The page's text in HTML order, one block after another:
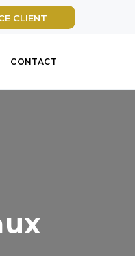
CLIENT
CONTACT